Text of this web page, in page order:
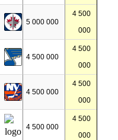
5 000 000
4 500
000
4 500 000
4 500
000
4 500 000
4 500
000
4 500 000
4 500
000